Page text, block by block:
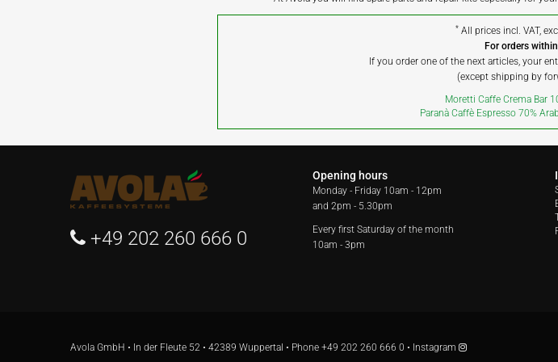
* All prices incl. VAT,
For orders
If you order one of the next articles, your
(except shipping by
Moretti Caffe Crema Bar
Paranà Caffè Espresso 70%
+49 202 260 666 0
Opening hours
Monday - Friday 10am - 12pm
and 2pm - 5.30pm
Every first Saturday of the month
10am - 3pm
Avola GmbH • In der Fleute 52 • 42389 Wuppertal • Phone +49 202 260 666 0 • Instagram